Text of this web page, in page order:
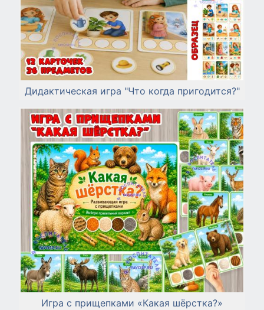
Дидактическая игра "Что когда пригодится?"
Игра с прищепками «Какая шёрстка?»